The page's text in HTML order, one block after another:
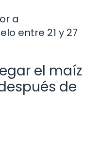
a
entre 21 y 27
el maíz
de